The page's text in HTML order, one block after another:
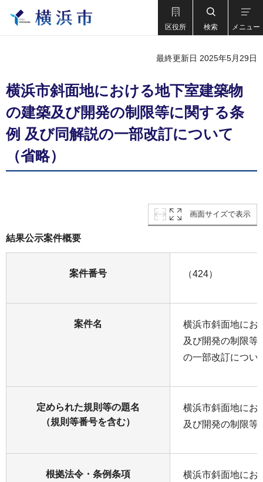
区役所 検索 メニュー
最終更新日 2025年5月29日
横浜市斜面地における地下室建築物
の建築及び開発の制限等に関する条
例 及び同解説の一部改訂について
（省略）
画面サイズで表示
結果公示案件概要
案件番号 （424）
案件名
横浜市斜面地にお
及び開発の制限等
の一部改訂につい
定められた規則等の題名
（規則等番号を含む）
横浜市斜面地にお
及び開発の制限等
根拠法令・条例条項
横浜市斜面地にお